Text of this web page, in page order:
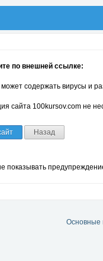
по внешней ссылке:
содержать вирусы и
сайта 100kursov.com не
Назад
показывать
Основные